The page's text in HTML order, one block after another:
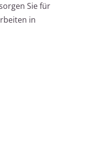
Sie für
in